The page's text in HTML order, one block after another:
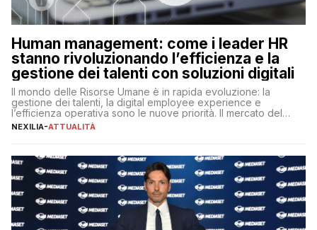
Human management: come i leader HR
stanno rivoluzionando l’efficienza e la
gestione dei talenti con soluzioni digitali
Il mondo delle Risorse Umane è in rapida evoluzione: la
gestione dei talenti, la digital employee experience e
l’efficienza operativa sono le nuove priorità. Il mercato del
lavoro, d’altra parte, è sempre più competitivo con una lotta
NEXILIA-ATTUALITÀ